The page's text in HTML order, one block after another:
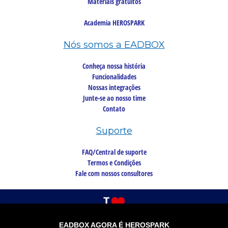
EADBOX AGORA É HEROSPARK
Academia HEROSPARK
Nós somos a EADBOX
Conheça nossa história
Funcionalidades
Nossas integrações
Junte-se ao nosso time
Contato
Suporte
FAQ/Central de suporte
Termos e Condições
Fale com nossos consultores